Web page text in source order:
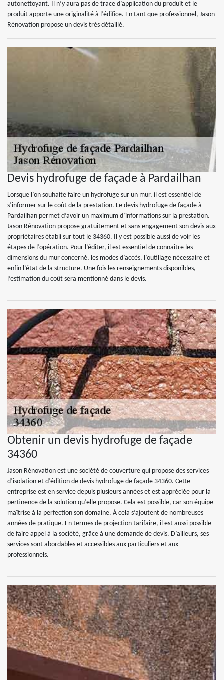
autonettoyant. Il n’y aura pas de trace d’application du produit et le
produit apporte une originalité à l’édifice. En tant que professionnel, Jason
Rénovation propose un devis très détaillé.
Devis hydrofuge de façade à Pardailhan
Lorsque l’on souhaite faire un hydrofuge sur un mur, il est essentiel de
s’informer sur le coût de la prestation. Le devis hydrofuge de façade à
Pardailhan permet d’avoir un maximum d’informations sur la prestation.
Jason Rénovation propose gratuitement et sans engagement son devis aux
propriétaires établi sur tout le 34360. Il y est possible aussi de voir les
étapes de l’opération. Pour l’éditer, il est essentiel de connaître les
dimensions du mur concerné, les modes d’accès, l’outillage nécessaire et
enfin l’état de la structure. Une fois les renseignements disponibles,
l’estimation du coût sera mentionné dans le devis.
Obtenir un devis hydrofuge de façade
34360
Jason Rénovation est une société de couverture qui propose des services
d’isolation et d’édition de devis hydrofuge de façade 34360. Cette
entreprise est en service depuis plusieurs années et est appréciée pour la
pertinence de la solution qu’elle propose. Cela est possible, car son équipe
maîtrise à la perfection son domaine. À cela s’ajoutent de nombreuses
années de pratique. En termes de projection tarifaire, il est aussi possible
de faire appel à la société, grâce à une demande de devis. D’ailleurs, ses
services sont abordables et accessibles aux particuliers et aux
professionnels.